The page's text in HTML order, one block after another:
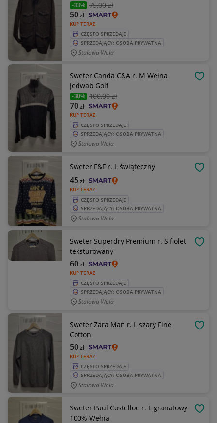
-33% 75,00 zł
KUP TERAZ
50zł
CZĘSTO SPRZEDAJE
SPRZEDAJĄCY: OSOBA PRYWATNA
Stalowa Wola
Sweter Canda C&A r. M Wełna
Jedwab Golf
-30% 100,00 zł
KUP TERAZ
70zł
CZĘSTO SPRZEDAJE
SPRZEDAJĄCY: OSOBA PRYWATNA
Stalowa Wola
Sweter F&F r. L świąteczny
KUP TERAZ
45zł
CZĘSTO SPRZEDAJE
SPRZEDAJĄCY: OSOBA PRYWATNA
Stalowa Wola
Sweter Superdry Premium r. S fiolet
teksturowany
KUP TERAZ
60zł
CZĘSTO SPRZEDAJE
SPRZEDAJĄCY: OSOBA PRYWATNA
Stalowa Wola
Sweter Zara Man r. L szary Fine
Cotton
KUP TERAZ
50zł
CZĘSTO SPRZEDAJE
SPRZEDAJĄCY: OSOBA PRYWATNA
Stalowa Wola
Sweter Paul Costelloe r. L granatowy
100% Wełna